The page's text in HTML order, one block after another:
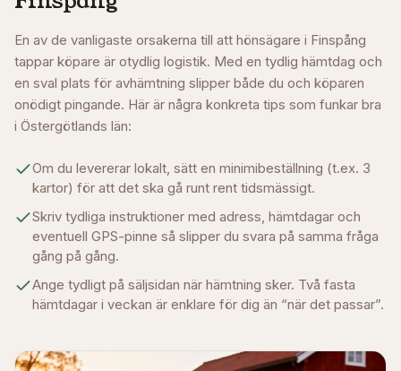
En av de vanligaste orsakerna till att hönsägare i Finspång
tappar köpare är otydlig logistik. Med en tydlig hämtdag och
en sval plats för avhämtning slipper både du och köparen
onödigt pingande. Här är några konkreta tips som funkar bra
i Östergötlands län:
Om du levererar lokalt, sätt en minimibeställning (t.ex. 3
kartor) för att det ska gå runt rent tidsmässigt.
Skriv tydliga instruktioner med adress, hämtdagar och
eventuell GPS-pinne så slipper du svara på samma fråga
gång på gång.
Ange tydligt på säljsidan när hämtning sker. Två fasta
hämtdagar i veckan är enklare för dig än “när det passar”.